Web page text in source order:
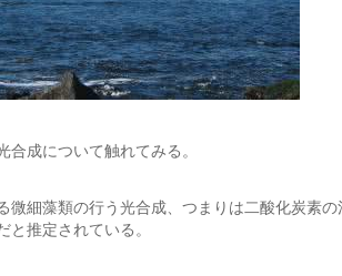
合成について触れてみる。
微細藻類の行う光合成、つまりは二酸化炭素
と推定されている。